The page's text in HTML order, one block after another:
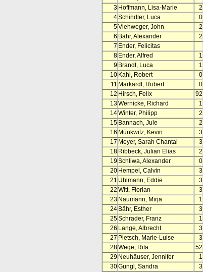
3 Hoffmann, Lisa-Marie 2
4Schindler, Luca 0
5Viehweger, John 2
6 Bähr, Alexander 2
7 Ender, Felicitas
8 Ender, Alfred 1
9 Brandt, Luca 1
10 Kahl, Robert 0
11 Markardt, Robert 0
12 Hirsch, Felix 92
13Wernicke, Richard 1
14Winter, Philipp 2
15 Bannach, Jule 2
16 Münkwitz, Kevin 3
17 Meyer, Sarah Chantal 3
18 Ribbeck, Julian Elias 2
19Schliwa, Alexander 0
20 Hempel, Calvin 3
21 Uhlmann, Eddie 3
22 Witt, Florian 3
23 Naumann, Mirja 1
24 Bähr, Esther 3
25Schrader, Franz 1
26 Lange, Albrecht 3
27 Pietsch, Marie-Luise 3
28Wege, Rita 52
29 Neuhäuser, Jennifer 1
30Gungl, Sandra 3